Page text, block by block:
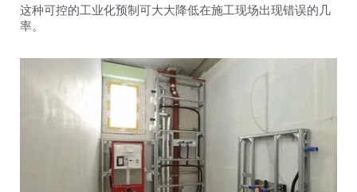
这种可控的工业化预制可大大降低在施工现场出现错误的几
率。